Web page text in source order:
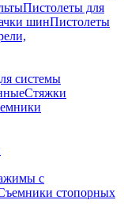
Пистолеты для
шинПистолеты
системы
Стяжки
с
стопорных